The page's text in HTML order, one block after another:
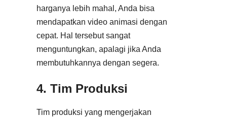
harganya lebih mahal, Anda bisa
mendapatkan video animasi dengan
cepat. Hal tersebut sangat
menguntungkan, apalagi jika Anda
membutuhkannya dengan segera.
4. Tim Produksi
Tim produksi yang mengerjakan